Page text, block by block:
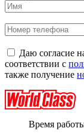
Даю согласие
соответствии с
также получение
Время